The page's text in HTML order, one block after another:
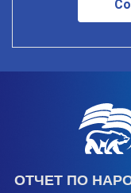
ОТЧЕТ ПО